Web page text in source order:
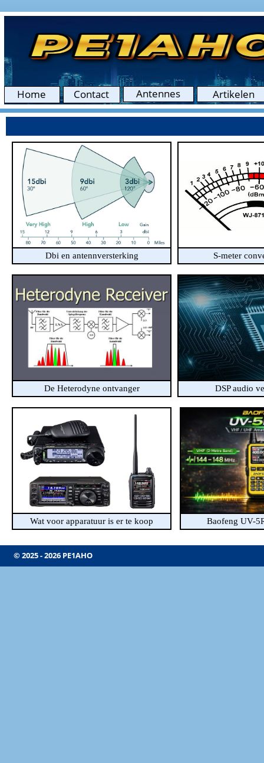
Dbi en antennversterking S-meter
De Heterodyne ontvanger DSP audio
Wat voor apparatuur is er te koop Baofeng UV-